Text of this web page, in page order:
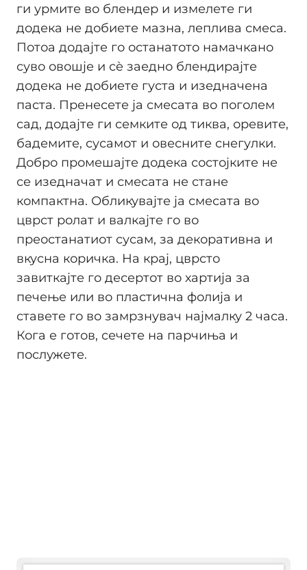
ги урмите во блендер и измелете ги
додека не добиете мазна, леплива смеса.
Потоа додајте го останатото намачкано
суво овошје и сè заедно блендирајте
додека не добиете густа и изедначена
паста. Пренесете ја смесата во поголем
сад, додајте ги семките од тиква, оревите,
бадемите, сусамот и овесните снегулки.
Добро промешајте додека состојките не
се изедначат и смесата не стане
компактна. Обликувајте ја смесата во
цврст ролат и валкајте го во
преостанатиот сусам, за декоративна и
вкусна коричка. На крај, цврсто
завиткајте го десертот во хартија за
печење или во пластична фолија и
ставете го во замрзнувач најмалку 2 часа.
Кога е готов, сечете на парчиња и
послужете.